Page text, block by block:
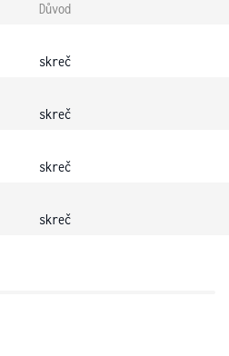
Důvod
skreč
skreč
skreč
skreč